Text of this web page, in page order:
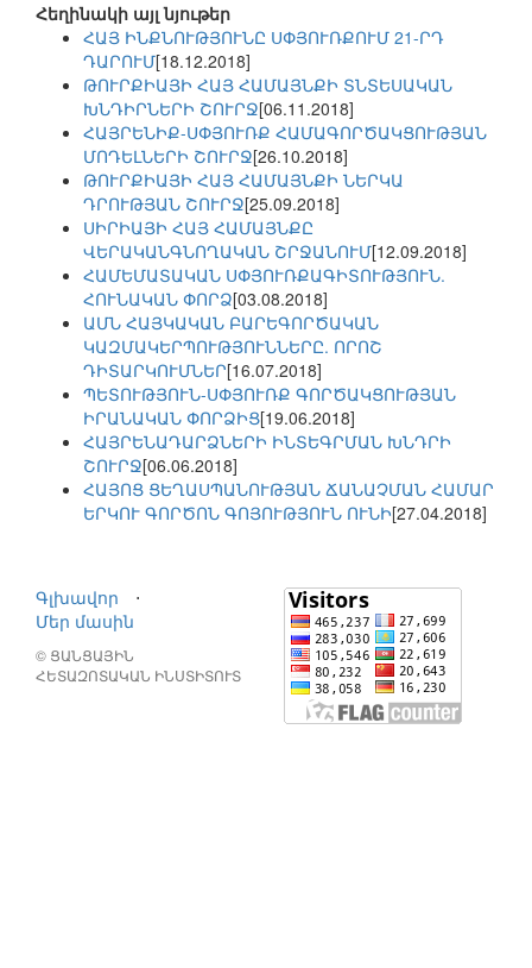
Հեղինակի այլ նյութեր
ՀԱՅ ԻՆՔՆՈՒԹՅՈՒՆԸ ՍՓՅՈՒՌՔՈՒՄ 21-ՐԴ
ԴԱՐՈՒՄ[18.12.2018]
ԹՈՒՐՔԻԱՅԻ ՀԱՅ ՀԱՄԱՅՆՔԻ ՏՆՏԵՍԱԿԱՆ
ԽՆԴԻՐՆԵՐԻ ՇՈՒՐՋ[06.11.2018]
ՀԱՅՐԵՆԻՔ-ՍՓՅՈՒՌՔ ՀԱՄԱԳՈՐԾԱԿՑՈՒԹՅԱՆ
ՄՈԴԵԼՆԵՐԻ ՇՈՒՐՋ[26.10.2018]
ԹՈՒՐՔԻԱՅԻ ՀԱՅ ՀԱՄԱՅՆՔԻ ՆԵՐԿԱ
ԴՐՈՒԹՅԱՆ ՇՈՒՐՋ[25.09.2018]
ՍԻՐԻԱՅԻ ՀԱՅ ՀԱՄԱՅՆՔԸ
ՎԵՐԱԿԱՆԳՆՈՂԱԿԱՆ ՇՐՋԱՆՈՒՄ[12.09.2018]
ՀԱՄԵՄԱՏԱԿԱՆ ՍՓՅՈՒՌՔԱԳԻՏՈՒԹՅՈՒՆ.
ՀՈՒՆԱԿԱՆ ՓՈՐՁ[03.08.2018]
ԱՄՆ ՀԱՅԿԱԿԱՆ ԲԱՐԵԳՈՐԾԱԿԱՆ
ԿԱԶՄԱԿԵՐՊՈՒԹՅՈՒՆՆԵՐԸ. ՈՐՈՇ
ԴԻՏԱՐԿՈՒՄՆԵՐ[16.07.2018]
ՊԵՏՈՒԹՅՈՒՆ-ՍՓՅՈՒՌՔ ԳՈՐԾԱԿՑՈՒԹՅԱՆ
ԻՐԱՆԱԿԱՆ ՓՈՐՁԻՑ[19.06.2018]
ՀԱՅՐԵՆԱԴԱՐՁՆԵՐԻ ԻՆՏԵԳՐՄԱՆ ԽՆԴՐԻ
ՇՈՒՐՋ[06.06.2018]
ՀԱՅՈՑ ՑԵՂԱՍՊԱՆՈՒԹՅԱՆ ՃԱՆԱՉՄԱՆ ՀԱՄԱՐ
ԵՐԿՈՒ ԳՈՐԾՈՆ ԳՈՅՈՒԹՅՈՒՆ ՈՒՆԻ[27.04.2018]
Գլխավոր
⋅
Մեր մասին
© ՑԱՆՑԱՅԻՆ
ՀԵՏԱԶՈՏԱԿԱՆ ԻՆՍՏԻՏՈՒՏ